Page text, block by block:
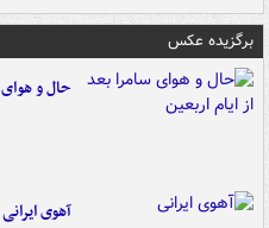
برگزیده عکس
حال و هوای
آهوی ایرانی